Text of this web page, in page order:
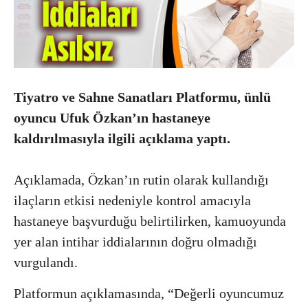
Tiyatro ve Sahne Sanatları Platformu, ünlü
oyuncu Ufuk Özkan’ın hastaneye
kaldırılmasıyla ilgili açıklama yaptı.
Açıklamada, Özkan’ın rutin olarak kullandığı
ilaçların etkisi nedeniyle kontrol amacıyla
hastaneye başvurduğu belirtilirken, kamuoyunda
yer alan intihar iddialarının doğru olmadığı
vurgulandı.
Platformun açıklamasında, “Değerli oyuncumuz